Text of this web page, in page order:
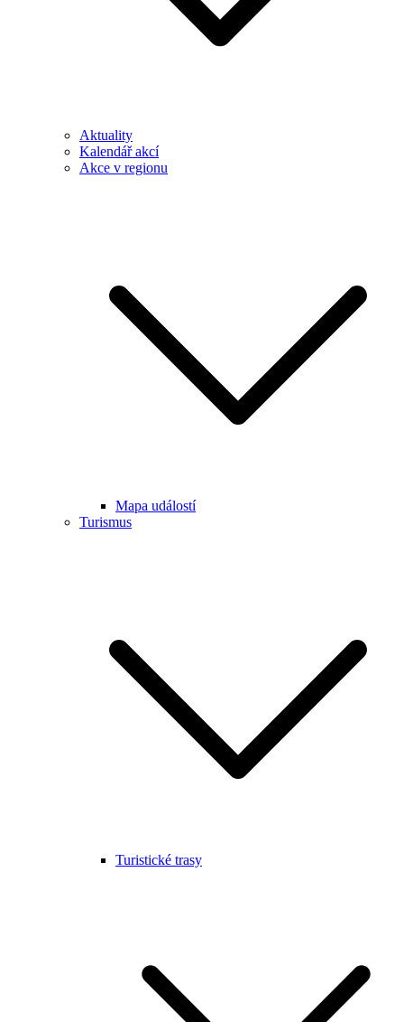
Aktuality
Kalendář akcí
Akce v regionu
Mapa událostí
Turismus
Turistické trasy